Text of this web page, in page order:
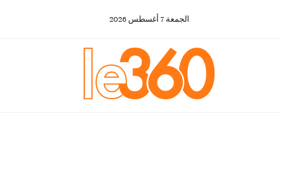
الجمعة 7 أغسطس 2026